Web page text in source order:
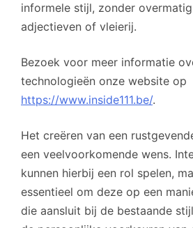
informele stijl, zonder
adjectieven of vleierij.
Bezoek voor meer informatie
technologieën onze website op
https://www.inside111.be/.
Het creëren van een
een veelvoorkomende wens.
kunnen hierbij een rol spelen,
essentieel om deze op een
die aansluit bij de bestaande